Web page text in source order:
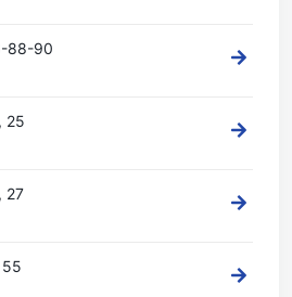
88-90
25
27
55